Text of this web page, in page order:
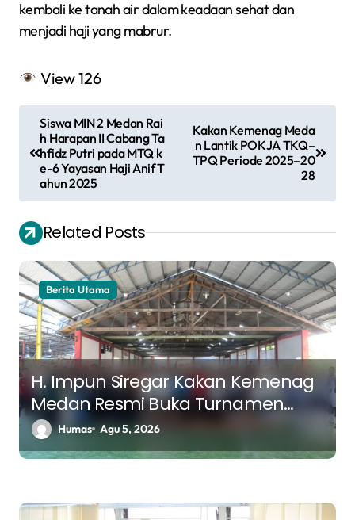
kembali ke tanah air dalam keadaan sehat dan
menjadi haji yang mabrur.
View126
a
i
g
a
s
i
p
o
s
Siswa MIN 2 Medan Rai
h Harapan II Cabang Ta
hfidz Putri pada MTQ k
e-6 Yayasan Haji Anif T
ahun 2025
Kakan Kemenag Meda
n Lantik POKJA TKQ–
TPQ Periode 2025–20
28
Related Posts
Berita Utama
H. Impun Siregar Kakan Kemenag
Medan Resmi Buka Turnamen
Futsal K3MA, Pererat Silaturahmi
Antar Madrasah
Humas Agu 5, 2026